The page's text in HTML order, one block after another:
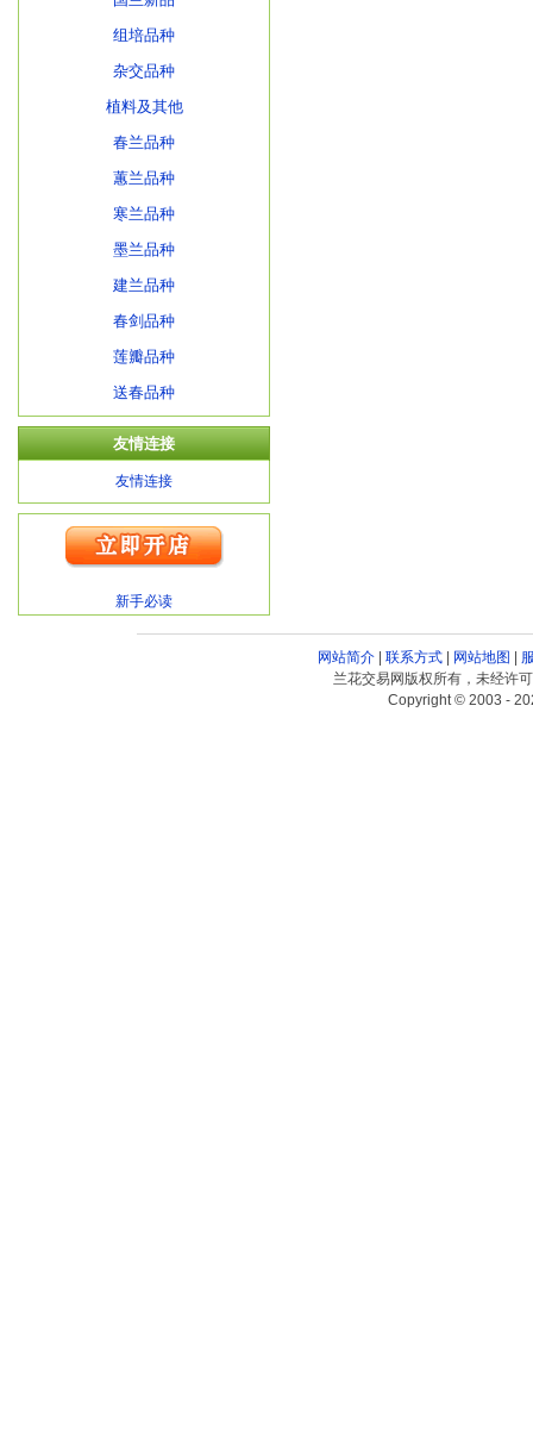
组培品种
杂交品种
植料及其他
春兰品种
蕙兰品种
寒兰品种
墨兰品种
建兰品种
春剑品种
莲瓣品种
送春品种
友情连接
友情连接
新手必读
网站简介| 联系方式| 网站地图 |
兰花交易网版权所有，未经许
Copyright © 2003 -